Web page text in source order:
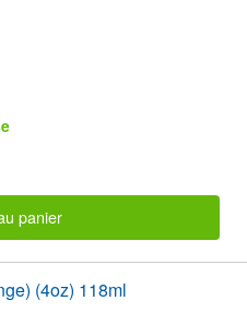
panier
(4oz) 118ml